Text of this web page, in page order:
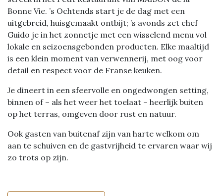
Bonne Vie. ’s Ochtends start je de dag met een
uitgebreid, huisgemaakt ontbijt; ’s avonds zet chef
Guido je in het zonnetje met een wisselend menu vol
lokale en seizoensgebonden producten. Elke maaltijd
is een klein moment van verwennerij, met oog voor
detail en respect voor de Franse keuken.
Je dineert in een sfeervolle en ongedwongen setting,
binnen of – als het weer het toelaat – heerlijk buiten
op het terras, omgeven door rust en natuur.
Ook gasten van buitenaf zijn van harte welkom om
aan te schuiven en de gastvrijheid te ervaren waar wij
zo trots op zijn.